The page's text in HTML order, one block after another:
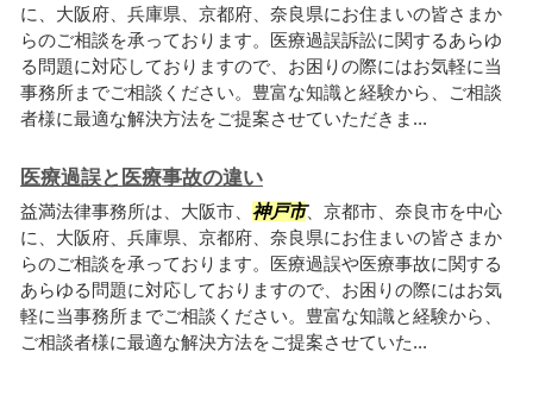
に、大阪府、兵庫県、京都府、奈良県にお住まいの皆さまか
らのご相談を承っております。医療過誤訴訟に関するあらゆ
る問題に対応しておりますので、お困りの際にはお気軽に当
事務所までご相談ください。豊富な知識と経験から、ご相談
者様に最適な解決方法をご提案させていただきま...
医療過誤と医療事故の違い
益満法律事務所は、大阪市、 神戸市、京都市、奈良市を中心
に、大阪府、兵庫県、京都府、奈良県にお住まいの皆さまか
らのご相談を承っております。医療過誤や医療事故に関する
あらゆる問題に対応しておりますので、お困りの際にはお気
軽に当事務所までご相談ください。豊富な知識と経験から、
ご相談者様に最適な解決方法をご提案させていた...